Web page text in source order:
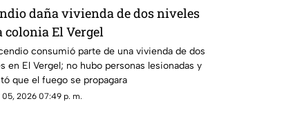
daña vivienda de dos niveles
colonia El Vergel
consumió parte de una vivienda de dos
en El Vergel; no hubo personas lesionadas y
que el fuego se propagara
05, 2026 07:49 p. m.